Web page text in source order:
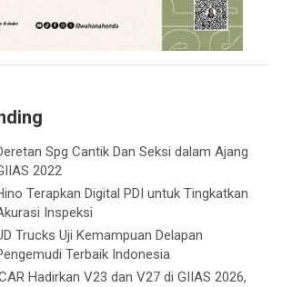
Spg Cantik Dan Seksi dalam Ajang
2022
Terapkan Digital PDI untuk Tingkatkan
Inspeksi
Trucks Uji Kemampuan Delapan
Terbaik Indonesia
Hadirkan V23 dan V27 di GIIAS 2026,